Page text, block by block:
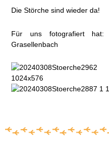
Die Störche sind wieder da!
Für uns fotografiert hat:
Grasellenbach